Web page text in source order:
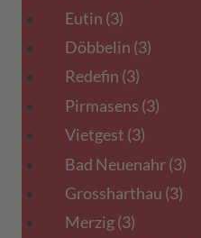
Eutin (3)
Döbbelin (3)
Redefin (3)
Pirmasens (3)
Vietgest (3)
Bad Neuenahr(3)
Grossharthau (3)
Merzig(3)